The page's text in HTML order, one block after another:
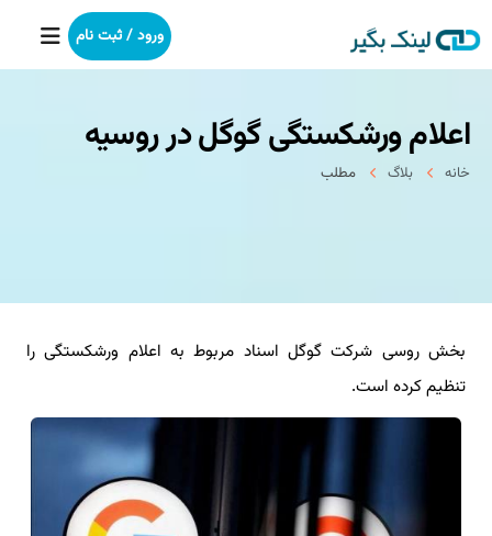
خانه
بکلینک
خدمات ما
درباره ما
آموزش
ورود / ثبت نام
اعلام ورشکستگی گوگل در روسیه
خانه بلاگ مطلب
بخش روسی شرکت گوگل اسناد مربوط به اعلام ورشکستگی را
تنظیم کرده است.